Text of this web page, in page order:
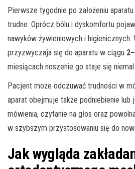
Pierwsze tygodnie po założeniu
trudne. Oprócz bólu i dyskomfortu
nawyków żywieniowych i higienicznych.
przyzwyczaja się do aparatu w ciągu
miesiącach noszenie go staje się niemal
Pacjent może odczuwać trudności w
aparat obejmuje także podniebienie lub
mówienia, czytanie na głos oraz
w szybszym przystosowaniu się do
Jak wygląda